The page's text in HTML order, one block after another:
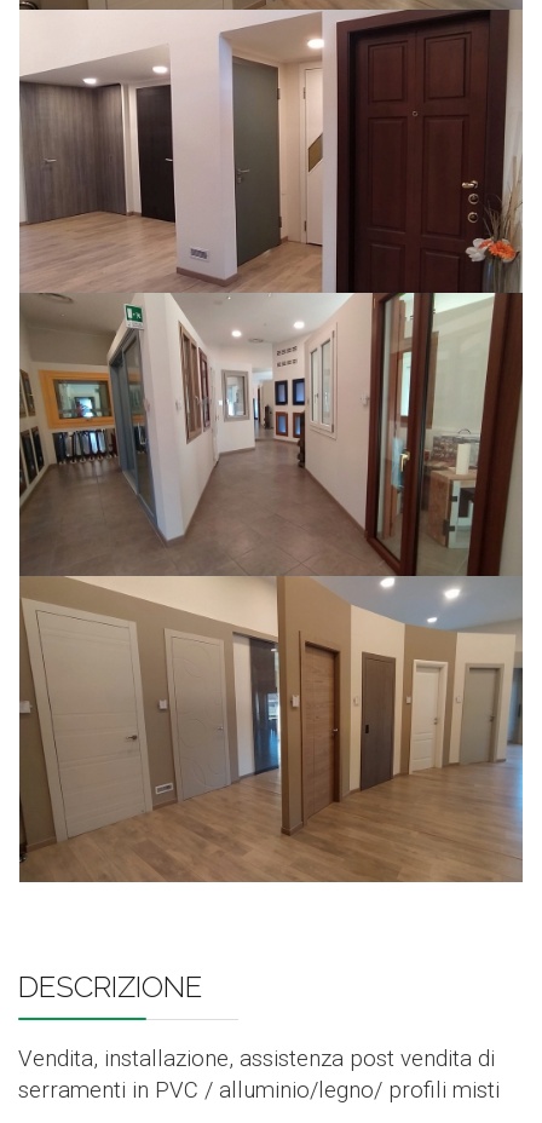
DESCRIZIONE
Vendita, installazione, assistenza post vendita di
serramenti in PVC / alluminio/legno/ profili misti